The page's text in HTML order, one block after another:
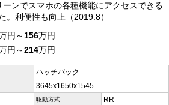
ーンでスマホの各種機能にアクセスできる
。利便性も向上（2019.8）
円～156万円
円～214万円
ハッチバック
3645x1650x1545
駆動方式 RR